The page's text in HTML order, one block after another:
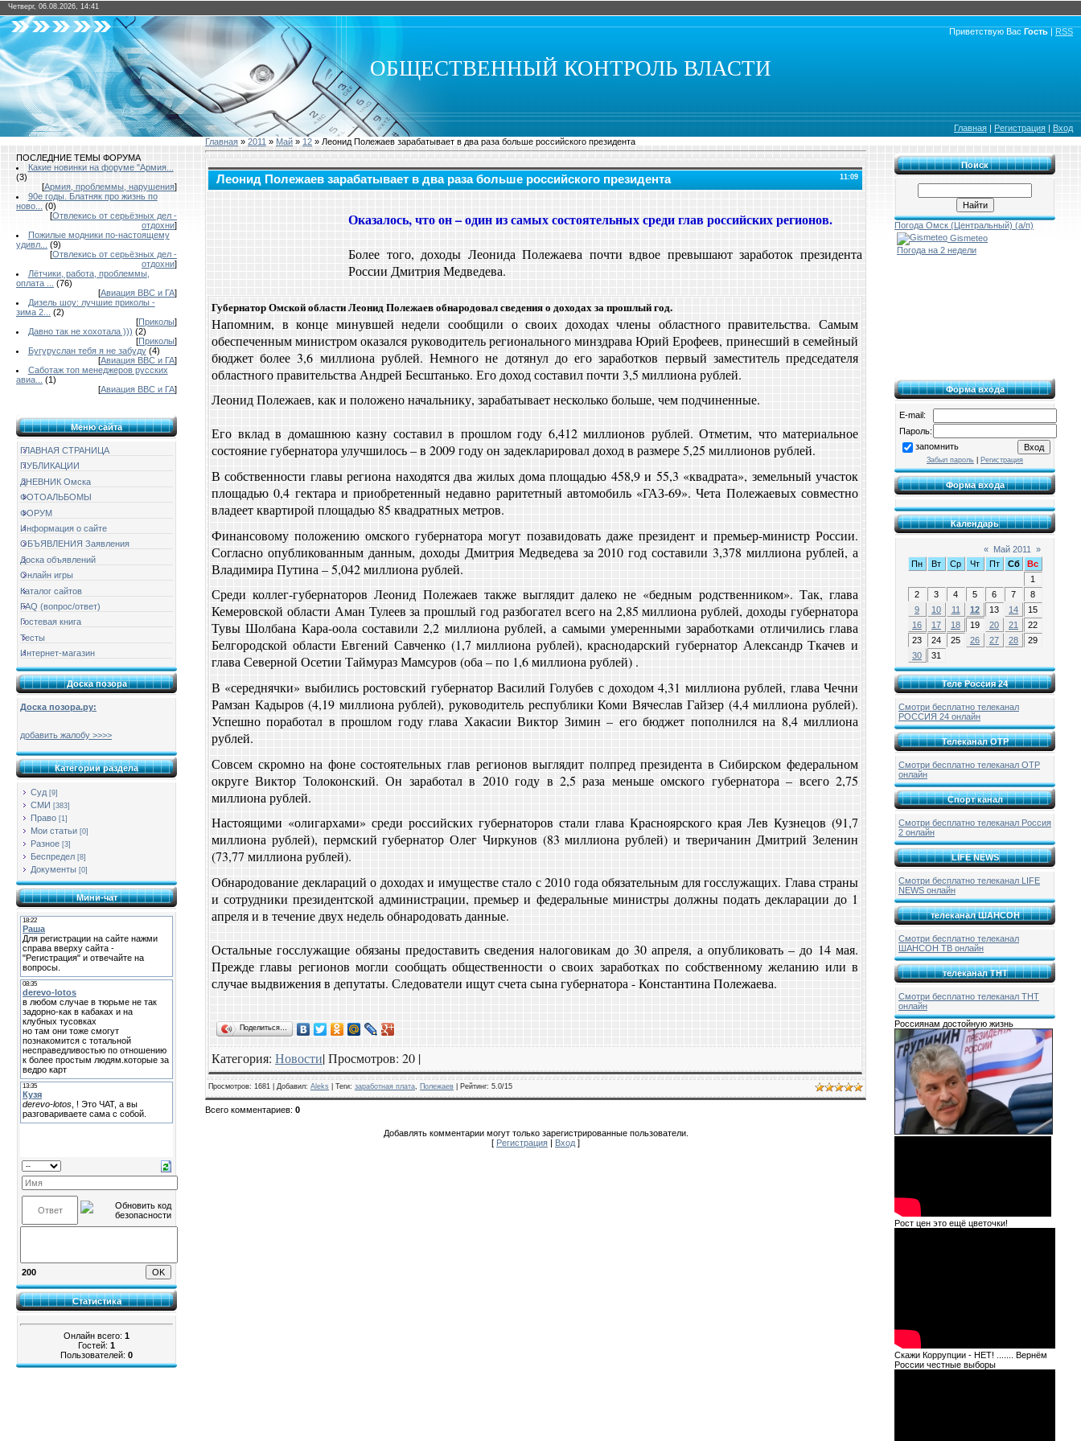
Четверг, 06.08.2026, 14:41
Приветствую Вас Гость | RSS
ОБЩЕСТВЕННЫЙ КОНТРОЛЬ ВЛАСТИ
Главная | Регистрация | Вход
ПОСЛЕДНИЕ ТЕМЫ ФОРУМА
Какие новинки на форуме "Армия...
(3)
[Армия, проблеммы, нарушения]
90е годы. Блатняк про жизнь по
ново...
(0)
[Отвлекись от серьёзных дел -
отдохни]
Пожилые модники по-настоящему
удивл...
(9)
[Отвлекись от серьёзных дел -
отдохни]
Лётчики, работа, проблеммы,
оплата ...
(76)
[Авиация ВВС и ГА]
Дизель шоу: лучшие приколы -
зима 2...
(2)
[Приколы]
Давно так не хохотала ))) (2)
[Приколы]
Бугуруслан тебя я не забуду (4)
[Авиация ВВС и ГА]
Саботаж топ менеджеров русских
авиа...
(1)
[Авиация ВВС и ГА]
Меню сайта
ГЛАВНАЯ СТРАНИЦА
ПУБЛИКАЦИИ
ДНЕВНИК Омска
ФОТОАЛЬБОМЫ
ФОРУМ
Информация о сайте
ОБЪЯВЛЕНИЯ Заявления
Доска объявлений
Онлайн игры
Каталог сайтов
FAQ (вопрос/ответ)
Гостевая книга
Тесты
Интернет-магазин
Доска позора
Доска позора.ру:
добавить жалобу >>>>
Категории раздела
Суд [9]
СМИ [383]
Право [1]
Мои статьи [0]
Разное [3]
Беспредел [8]
Документы [0]
Мини-чат
200
Статистика
Онлайн всего: 1
Гостей: 1
Пользователей: 0
Главная » 2011 » Май » 12 » Леонид Полежаев зарабатывает в два раза больше российского президента
11:09
Леонид Полежаев зарабатывает в два раза больше российского президента
Оказалось, что он – один из самых состоятельных среди глав российских регионов.
Более того, доходы Леонида Полежаева почти вдвое превышают заработок президента
России Дмитрия Медведева.
Губернатор Омской области Леонид Полежаев обнародовал сведения о доходах за прошлый год.
Напомним, в конце минувшей недели сообщили о своих доходах члены областного правительства. Самым
обеспеченным министром оказался руководитель регионального минздрава Юрий Ерофеев, принесший в семейный
бюджет более 3,6 миллиона рублей. Немного не дотянул до его заработков первый заместитель председателя
областного правительства Андрей Бесштанько. Его доход составил почти 3,5 миллиона рублей.
Леонид Полежаев, как и положено начальнику, зарабатывает несколько больше, чем подчиненные.
Его вклад в домашнюю казну составил в прошлом году 6,412 миллионов рублей. Отметим, что материальное
состояние губернатора улучшилось – в 2009 году он задекларировал доход в размере 5,25 миллионов рублей.
В собственности главы региона находятся два жилых дома площадью 458,9 и 55,3 «квадрата», земельный участок
площадью 0,4 гектара и приобретенный недавно раритетный автомобиль «ГАЗ-69». Чета Полежаевых совместно
владеет квартирой площадью 85 квадратных метров.
Финансовому положению омского губернатора могут позавидовать даже президент и премьер-министр России.
Согласно опубликованным данным, доходы Дмитрия Медведева за 2010 год составили 3,378 миллиона рублей, а
Владимира Путина – 5,042 миллиона рублей.
Среди коллег-губернаторов Леонид Полежаев также выглядит далеко не «бедным родственником». Так, глава
Кемеровской области Аман Тулеев за прошлый год разбогател всего на 2,85 миллиона рублей, доходы губернатора
Тувы Шолбана Кара-оола составили 2,2 миллиона рублей, а самыми умеренными заработками отличились глава
Белгородской области Евгений Савченко (1,7 миллиона рублей), краснодарский губернатор Александр Ткачев и
глава Северной Осетии Таймураз Мамсуров (оба – по 1,6 миллиона рублей) .
В «середнячки» выбились ростовский губернатор Василий Голубев с доходом 4,31 миллиона рублей, глава Чечни
Рамзан Кадыров (4,19 миллиона рублей), руководитель республики Коми Вячеслав Гайзер (4,4 миллиона рублей).
Успешно поработал в прошлом году глава Хакасии Виктор Зимин – его бюджет пополнился на 8,4 миллиона
рублей.
Совсем скромно на фоне состоятельных глав регионов выглядит полпред президента в Сибирском федеральном
округе Виктор Толоконский. Он заработал в 2010 году в 2,5 раза меньше омского губернатора – всего 2,75
миллиона рублей.
Настоящими «олигархами» среди российских губернаторов стали глава Красноярского края Лев Кузнецов (91,7
миллиона рублей), пермский губернатор Олег Чиркунов (83 миллиона рублей) и тверичанин Дмитрий Зеленин
(73,77 миллиона рублей).
Обнародование деклараций о доходах и имуществе стало с 2010 года обязательным для госслужащих. Глава страны
и сотрудники президентской администрации, премьер и федеральные министры должны подать декларации до 1
апреля и в течение двух недель обнародовать данные.
Остальные госслужащие обязаны предоставить сведения налоговикам до 30 апреля, а опубликовать – до 14 мая.
Прежде главы регионов могли сообщать общественности о своих заработках по собственному желанию или в
случае выдвижения в депутаты. Следователи ищут счета сына губернатора - Константина Полежаева.
Поделиться…
Категория: Новости|Просмотров: 20 |
Просмотров: 1681 Добавил: Aleks Теги: заработная плата Полежаев Рейтинг: 5.0/15
Всего комментариев: 0
Добавлять комментарии могут только зарегистрированные пользователи.
[ Регистрация | Вход ]
Поиск
Погода Омск (Центральный) (а/п)
Gismeteo
Погода на 2 недели
Форма входа
E-mail:
Пароль:
запомнить
Забыл пароль Регистрация
Форма входа
Календарь
« Май 2011
»
Пн
Вт Ср Чт Пт Сб
Вс
1
2
3 4 5 6 7
8
9
10 11 12 13 14
15
16
17 18 19 20 21
22
23
24 25 26 27 28
29
30
31
Теле Россия 24
Смотри бесплатно телеканал
РОССИЯ 24 онлайн
Телеканал ОТР
Смотри бесплатно телеканал ОТР
онлайн
Спорт канал
Смотри бесплатно телеканал Россия
2 онлайн
LIFE NEWS
Смотри бесплатно телеканал LIFE
NEWS онлайн
телеканал ШАНСОН
Смотри бесплатно телеканал
ШАНСОН ТВ онлайн
телеканал ТНТ
Смотри бесплатно телеканал ТНТ
онлайн
Россиянам достойную жизнь
Рост цен это ещё цветочки!
Скажи Коррупции - НЕТ! ....... Вернём
России честные выборы